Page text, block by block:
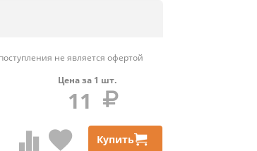
не является офертой
Цена за 1 шт.
11
Купить